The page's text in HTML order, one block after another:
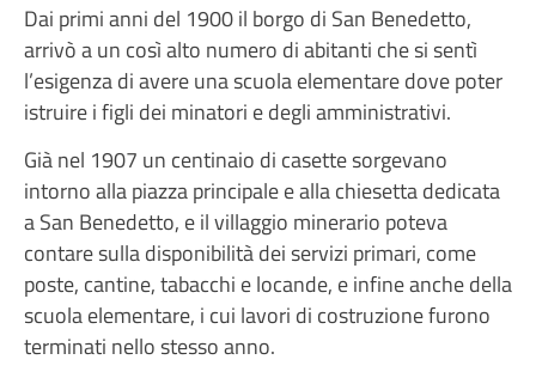
Dai primi anni del 1900 il borgo di San Benedetto,
arrivò a un così alto numero di abitanti che si sentì
l’esigenza di avere una scuola elementare dove poter
istruire i figli dei minatori e degli amministrativi.
Già nel 1907 un centinaio di casette sorgevano
intorno alla piazza principale e alla chiesetta dedicata
a San Benedetto, e il villaggio minerario poteva
contare sulla disponibilità dei servizi primari, come
poste, cantine, tabacchi e locande, e infine anche della
scuola elementare, i cui lavori di costruzione furono
terminati nello stesso anno.